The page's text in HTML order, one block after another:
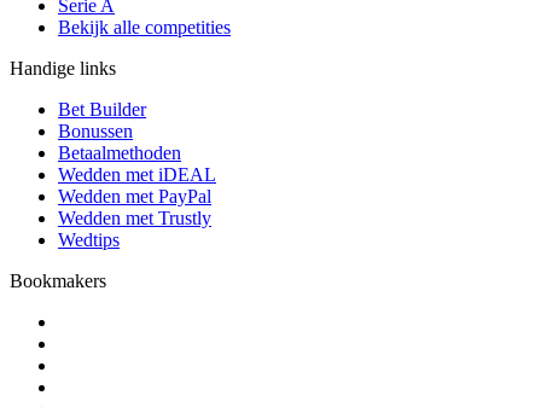
Serie A
Bekijk alle competities
Handige links
Bet Builder
Bonussen
Betaalmethoden
Wedden met iDEAL
Wedden met PayPal
Wedden met Trustly
Wedtips
Bookmakers